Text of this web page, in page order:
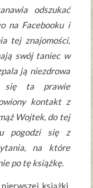
odszukać
na Facebooku i
tej znajomości,
swój taniec w
ją niezdrowa
się ta prawie
kontakt z
Wojtek, do tej
pogodzi się z
na które
po tę książkę.
książki,